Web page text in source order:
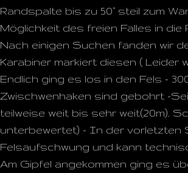
Randspalte bis zu 50° steil zum
Möglichkeit des freien Falles in die
Nach einigen Suchen fanden wir
Karabiner markiert diesen ( Leider
Endlich ging es los in den Fels -
Zwischwenhaken sind gebohrt -
teilweise weit bis sehr weit(20m).
unterbewertet) - In der vorletzten
Felsaufschwung und kann
Am Gipfel angekommen ging es